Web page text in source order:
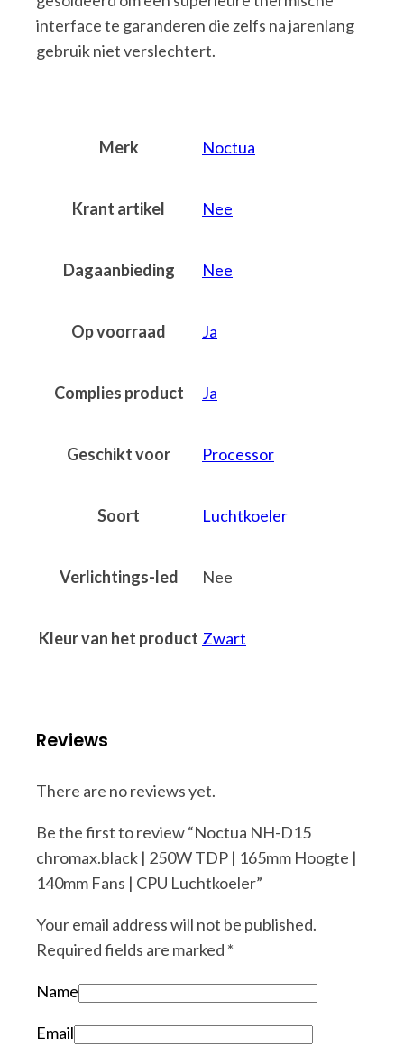
interface te garanderen die zelfs na jarenlang
gebruik niet verslechtert.
Merk Noctua
Krant artikel Nee
Dagaanbieding Nee
Op voorraad Ja
Complies product Ja
Geschikt voor Processor
Soort Luchtkoeler
Verlichtings-led Nee
Kleur van het product Zwart
Reviews
There are no reviews yet.
Be the first to review “Noctua NH-D15
chromax.black | 250W TDP | 165mm Hoogte |
140mm Fans | CPU Luchtkoeler”
Your email address will not be published.
Required fields are marked *
Name
Email